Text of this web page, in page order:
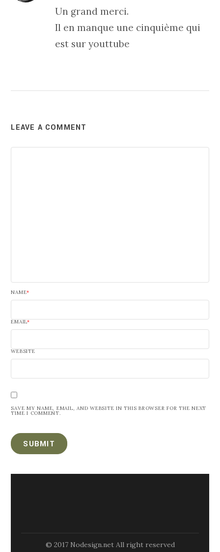
Un grand merci.
Il en manque une cinquième qui
est sur youttube
LEAVE A COMMENT
NAME*
EMAIL*
WEBSITE
SAVE MY NAME, EMAIL, AND WEBSITE IN THIS BROWSER FOR THE NEXT
TIME I COMMENT.
© 2017 Nodesign.net All right reserved